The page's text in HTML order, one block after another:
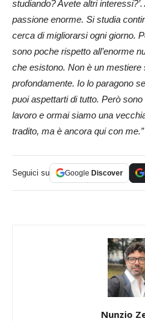
studiando? Avete altri
passione enorme. Si studia
cerca di migliorarsi ogni giorno.
sono poche rispetto all’enorme
che esistono. Non è un
profondamente. Io lo paragono
puoi aspettarti di tutto. Però
lavoro e ormai siamo una
tradito, ma è ancora qui con me.”
Seguici su Google Discover
Nunzio